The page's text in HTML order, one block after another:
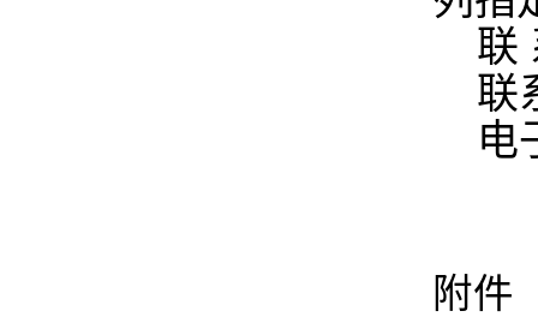
联
联
电
附件